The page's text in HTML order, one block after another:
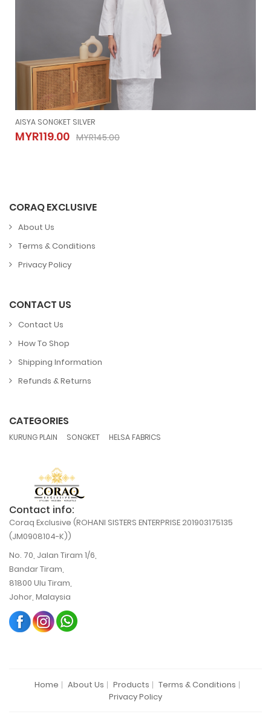
AISYA SONGKET SILVER
MYR119.00 MYR145.00
AISYA SONGKET SILVER
MYR119.00 MYR145.00
CORAQ EXCLUSIVE
About Us
Terms & Conditions
Privacy Policy
CONTACT US
Contact Us
How To Shop
Shipping Information
Refunds & Returns
CATEGORIES
KURUNG PLAIN SONGKET HELSA FABRICS
Contact info:
Coraq Exclusive (ROHANI SISTERS ENTERPRISE 201903175135
(JM0908104-K))
No. 70, Jalan Tiram 1/6,
Bandar Tiram,
81800 Ulu Tiram,
Johor, Malaysia
Home About Us Products
Terms & Conditions
Privacy Policy